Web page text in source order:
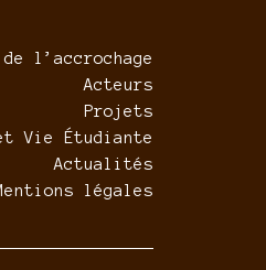
l’accrochage
Acteurs
Projets
Vie Étudiante
Actualités
légales